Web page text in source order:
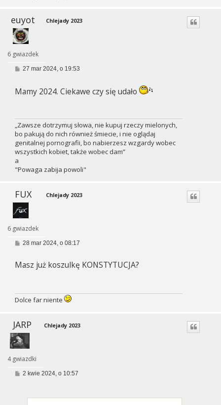
euyot
6 gwiazdek
Chlejady 2023
P
t
27 mar 2024, o 19:53
Mamy 2024. Ciekawe czy się udało
„Zawsze dotrzymuj słowa, nie kupuj rzeczy mielonych,
bo pakują do nich również śmiecie, i nie oglądaj
genitalnej pornografii, bo nabierzesz wzgardy wobec
wszystkich kobiet, także wobec dam”
a
"Powaga zabija powoli"
FUX
6 gwiazdek
Chlejady 2023
P
t
28 mar 2024, o 08:17
Masz już koszulkę KONSTYTUCJA?
Dolce far niente
JARP
4 gwiazdki
Chlejady 2023
P2 kwie 2024, o 10:57